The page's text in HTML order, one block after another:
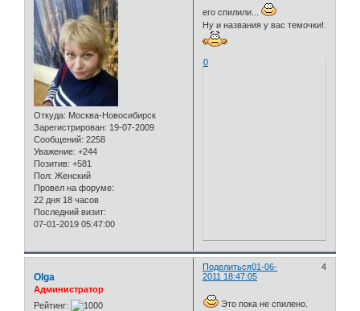
Откуда: Москва-Новосибирск
Зарегистрирован: 19-07-2009
Сообщений: 2258
Уважение: +244
Позитив: +581
Пол: Женский
Провел на форуме:
22 дня 18 часов
Последний визит:
07-01-2019 05:47:00
его спилили...
Ну и названия у вас темочки!.
0
Поделиться 4
01-06-
2011 18:47:05
Olga
Администратор
Рейтинг:
Это пока не спилено.